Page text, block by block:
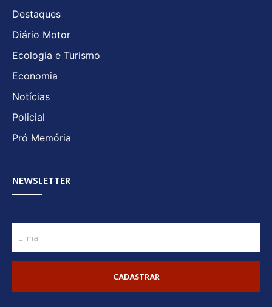
Destaques
Diário Motor
Ecologia e Turismo
Economia
Notícias
Policial
Pró Memória
NEWSLETTER
CADASTRAR